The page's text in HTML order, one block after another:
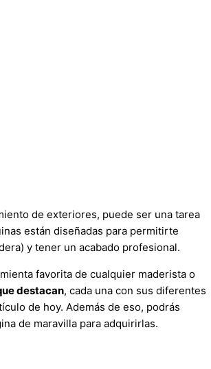
de exteriores, puede ser una tarea
están diseñadas para permitirte
y tener un acabado profesional.
favorita de cualquier maderista o
destacan, cada una con sus diferentes
de hoy. Además de eso, podrás
de maravilla para adquirirlas.